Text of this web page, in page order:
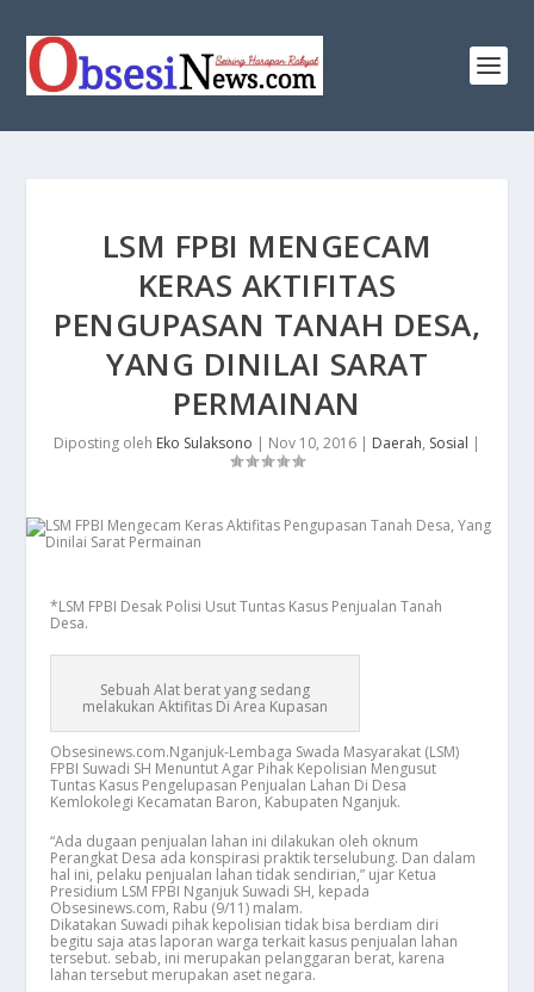
LSM FPBI MENGECAM
KERAS AKTIFITAS
PENGUPASAN TANAH DESA,
YANG DINILAI SARAT
PERMAINAN
Diposting oleh Eko Sulaksono | Nov 10, 2016 | Daerah, Sosial |
​*LSM FPBI Desak Polisi Usut Tuntas Kasus Penjualan Tanah
Desa.
Sebuah Alat berat yang sedang
melakukan Aktifitas Di Area Kupasan
Obsesinews.com.Nganjuk-Lembaga Swada Masyarakat (LSM)
FPBI Suwadi SH Menuntut Agar Pihak Kepolisian Mengusut
Tuntas Kasus Pengelupasan Penjualan Lahan Di Desa
Kemlokolegi Kecamatan Baron, Kabupaten Nganjuk.
“Ada dugaan penjualan lahan ini dilakukan oleh oknum
Perangkat Desa ada konspirasi praktik terselubung. Dan dalam
hal ini, pelaku penjualan lahan tidak sendirian,” ujar Ketua
Presidium LSM FPBI Nganjuk Suwadi SH, kepada
Obsesinews.com, Rabu (9/11) malam.
Dikatakan Suwadi pihak kepolisian tidak bisa berdiam diri
begitu saja atas laporan warga terkait kasus penjualan lahan
tersebut. sebab, ini merupakan pelanggaran berat, karena
lahan tersebut merupakan aset negara.